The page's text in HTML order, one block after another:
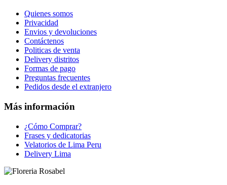
Quienes somos
Privacidad
Envios y devoluciones
Contáctenos
Politicas de venta
Delivery distritos
Formas de pago
Preguntas frecuentes
Pedidos desde el extranjero
Más información
¿Cómo Comprar?
Frases y dedicatorias
Velatorios de Lima Peru
Delivery Lima